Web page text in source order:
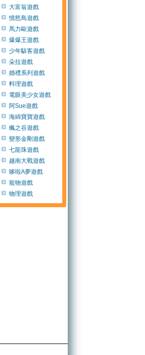
大富翁遊戲
憤怒鳥遊戲
馬力歐遊戲
爆爆王遊戲
少年駭客遊戲
朵拉遊戲
婚禮系列遊戲
料理遊戲
電眼美少女遊戲
阿Sue遊戲
海綿寶寶遊戲
楓之谷遊戲
變形金剛遊戲
七龍珠遊戲
越南大戰遊戲
哆啦A夢遊戲
寵物遊戲
物理遊戲